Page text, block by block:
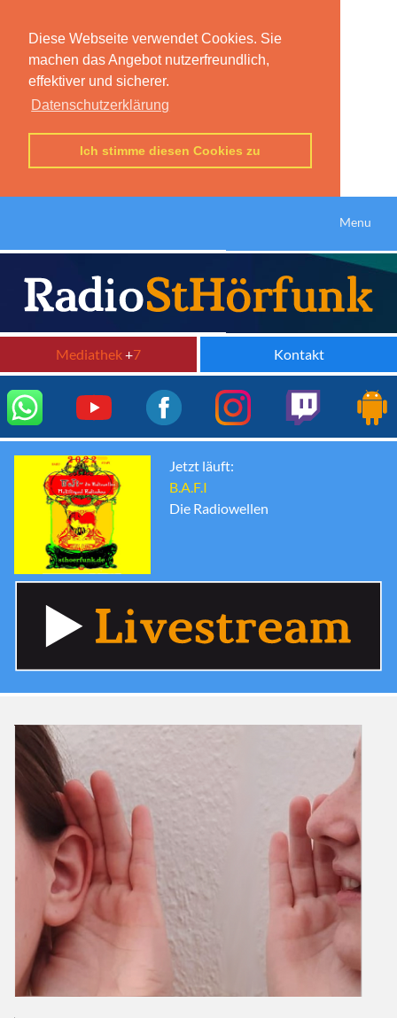
Diese Webseite verwendet Cookies. Sie
machen das Angebot nutzerfreundlich,
effektiver und sicherer.
Datenschutzerklärung
Ich stimme diesen Cookies zu
Menu
Mediathek+7 Kontakt
Jetzt läuft:
B.A.F.I
Die Radiowellen